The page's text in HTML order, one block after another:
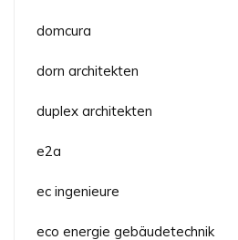
domcura
dorn architekten
duplex architekten
e2a
ec ingenieure
eco energie gebäudetechnik